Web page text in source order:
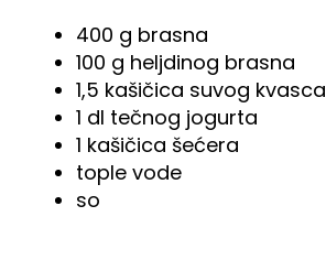
400 g brasna
100 g heljdinog brasna
1,5 kašičica suvog kvasca
1 dl tečnog jogurta
1 kašičica šećera
tople vode
so